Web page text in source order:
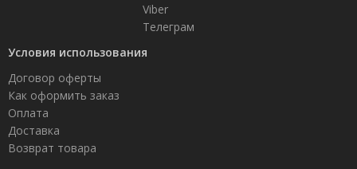
Viber
Телеграм
Условия использования
Договор оферты
Как оформить заказ
Оплата
Доставка
Возврат товара